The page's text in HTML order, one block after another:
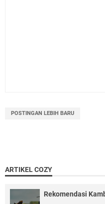
POSTINGAN LEBIH BARU
ARTIKEL COZY
Rekomendasi